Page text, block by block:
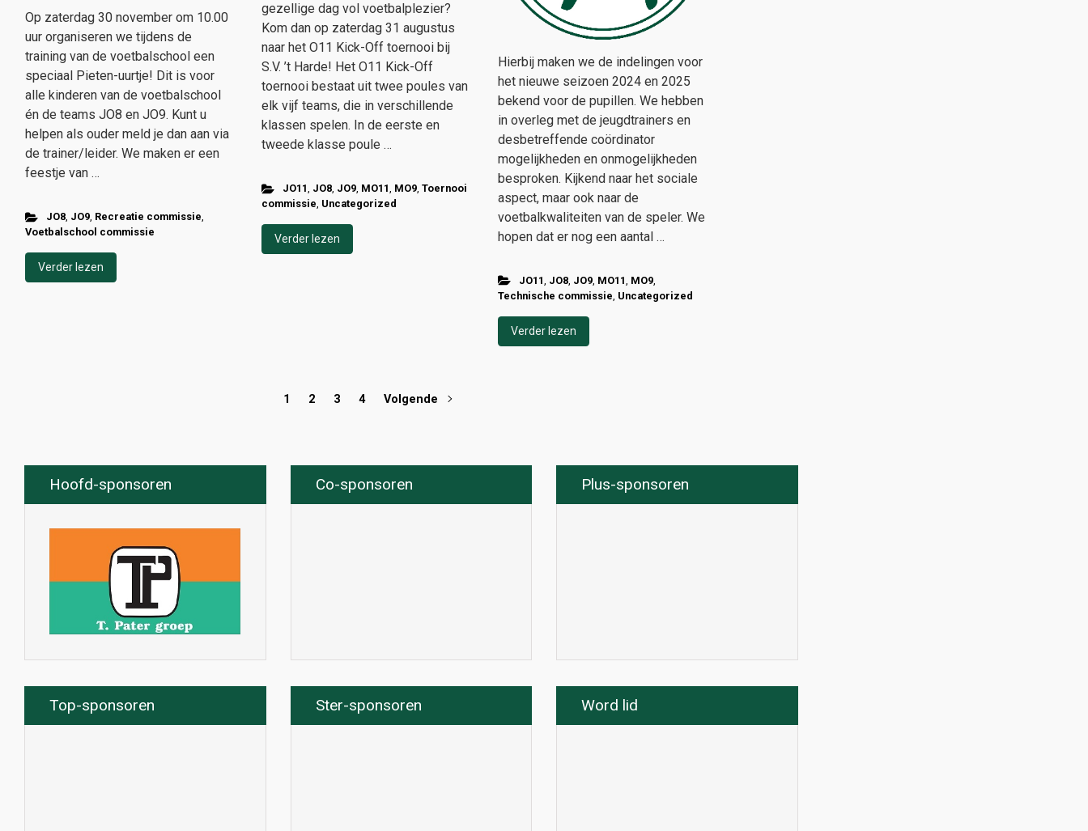
Op zaterdag 30 november om 10.00
uur organiseren we tijdens de
training van de voetbalschool een
speciaal Pieten-uurtje! Dit is voor
alle kinderen van de voetbalschool
én de teams JO8 en JO9. Kunt u
helpen als ouder meld je dan aan via
de trainer/leider. We maken er een
feestje van …
JO8, JO9, Recreatie commissie
Voetbalschool commissie
Verder lezen
gezellige dag vol voetbalplezier?
Kom dan op zaterdag 31 augustus
naar het O11 Kick-Off toernooi bij
S.V. ’t Harde! Het O11 Kick-Off
toernooi bestaat uit twee poules van
elk vijf teams, die in verschillende
klassen spelen. In de eerste en
tweede klasse poule …
JO11, JO8, JO9, MO11, MO9, Toernooi
commissie, Uncategorized
Verder lezen
Hierbij maken we de indelingen voor
het nieuwe seizoen 2024 en 2025
bekend voor de pupillen. We hebben
in overleg met de jeugdtrainers en
desbetreffende coördinator
mogelijkheden en onmogelijkheden
besproken. Kijkend naar het sociale
aspect, maar ook naar de
voetbalkwaliteiten van de speler. We
hopen dat er nog een aantal …
JO11 JO8, JO9, MO11 MO9,
Technische commissie Uncategorized
Verder lezen
1 2 3 4 Volgende
Hoofd-sponsoren
Top-sponsoren
Co-sponsoren
Ster-sponsoren
Plus-sponsoren
Word lid